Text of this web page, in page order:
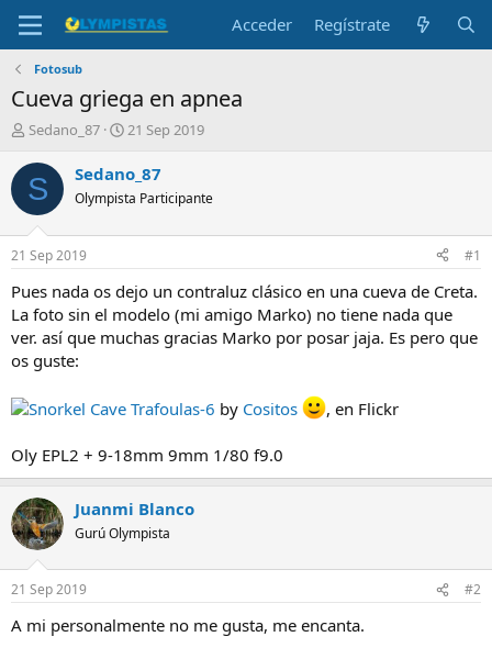
Acceder Regístrate
Fotosub
Cueva griega en apnea
I
i
c
a
d
o
r
d
e
l
t
m
Sedano_87
F
c
a
i
n
c
i
21 Sep 2019
S Sedano_87
Olympista Participante
21 Sep 2019 #1
Pues nada os dejo un contraluz clásico en una cueva de Creta.
La foto sin el modelo (mi amigo Marko) no tiene nada que
ver. así que muchas gracias Marko por posar jaja. Es pero que
os guste:
Snorkel Cave Trafoulas-6 by Cositos , en Flickr
Oly EPL2 + 9-18mm 9mm 1/80 f9.0
Juanmi Blanco
Gurú Olympista
21 Sep 2019 #2
A mi personalmente no me gusta, me encanta.